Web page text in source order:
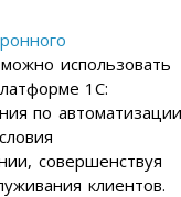
использовать
1С:
по автоматизации
совершенствуя
клиентов.